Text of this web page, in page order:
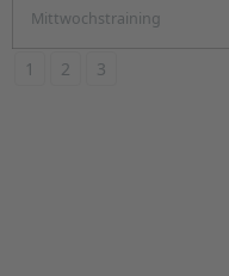
Mittwochstraining
1 2 3